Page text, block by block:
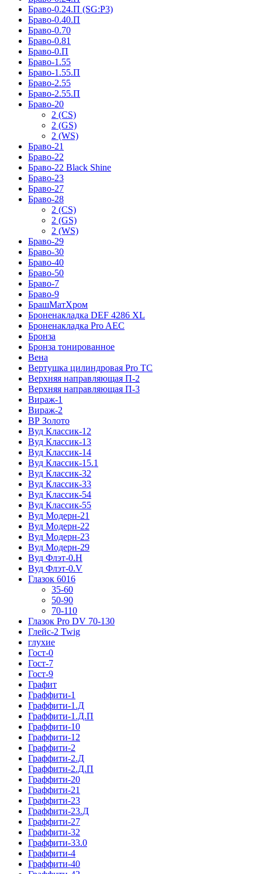
Браво-0.24.П (SG:P3)
Браво-0.40.П
Браво-0.70
Браво-0.81
Браво-0.П
Браво-1.55
Браво-1.55.П
Браво-2.55
Браво-2.55.П
Браво-20
2 (CS)
2 (GS)
2 (WS)
Браво-21
Браво-22
Браво-22 Black Shine
Браво-23
Браво-27
Браво-28
2 (CS)
2 (GS)
2 (WS)
Браво-29
Браво-30
Браво-40
Браво-50
Браво-7
Браво-9
БрашМатХром
Броненакладка DEF 4286 XL
Броненакладка Pro AEC
Бронза
Бронза тонированное
Вена
Вертушка цилиндровая Pro TC
Верхняя направляющая П-2
Верхняя направляющая П-3
Вираж-1
Вираж-2
ВР Золото
Вуд Классик-12
Вуд Классик-13
Вуд Классик-14
Вуд Классик-15.1
Вуд Классик-32
Вуд Классик-33
Вуд Классик-54
Вуд Классик-55
Вуд Модерн-21
Вуд Модерн-22
Вуд Модерн-23
Вуд Модерн-29
Вуд Флэт-0.H
Вуд Флэт-0.V
Глазок 6016
35-60
50-90
70-110
Глазок Pro DV 70-130
Глейс-2 Twig
глухие
Гост-0
Гост-7
Гост-9
Графит
Граффити-1
Граффити-1.Д
Граффити-1.Д.П
Граффити-10
Граффити-12
Граффити-2
Граффити-2.Д
Граффити-2.Д.П
Граффити-20
Граффити-21
Граффити-23
Граффити-23.Д
Граффити-27
Граффити-32
Граффити-33.0
Граффити-4
Граффити-40